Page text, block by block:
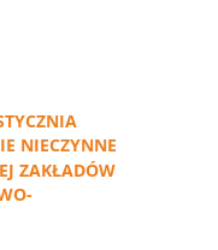
NIECZYNNE
ZAKŁADÓW